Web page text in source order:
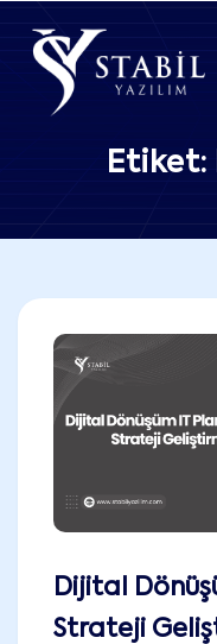
Etiket:
Dijital
Strateji